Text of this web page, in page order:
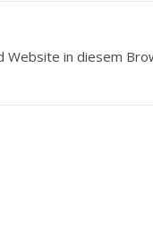
Website in diesem